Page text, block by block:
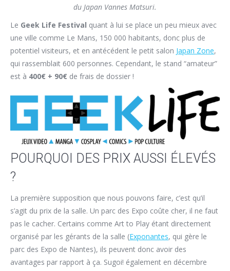
du Japan Vannes Matsuri.
Le Geek Life Festival quant à lui se place un peu mieux avec
une ville comme Le Mans, 150 000 habitants, donc plus de
potentiel visiteurs, et en antécédent le petit salon Japan Zone,
qui rassemblait 600 personnes. Cependant, le stand “amateur”
est à 400€ + 90€ de frais de dossier !
POURQUOI DES PRIX AUSSI ÉLEVÉS
?
La première supposition que nous pouvons faire, c’est qu’il
s’agit du prix de la salle. Un parc des Expo coûte cher, il ne faut
pas le cacher. Certains comme Art to Play étant directement
organisé par les gérants de la salle (Exponantes, qui gère le
parc des Expo de Nantes), ils peuvent donc avoir des
avantages par rapport à ça. Sugoi! également en décembre